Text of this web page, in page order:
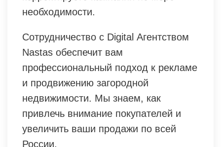
необходимости.
Сотрудничество с Digital Агентством
Nastas обеспечит вам
профессиональный подход к рекламе
и продвижению загородной
недвижимости. Мы знаем, как
привлечь внимание покупателей и
увеличить ваши продажи по всей
России.